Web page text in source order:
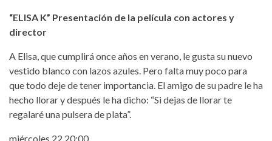
“ELISA K” Presentación de la película con actores y
director
A Elisa, que cumplirá once años en verano, le gusta su nuevo
vestido blanco con lazos azules. Pero falta muy poco para
que todo deje de tener importancia. El amigo de su padre le ha
hecho llorar y después le ha dicho: “Si dejas de llorar te
regalaré una pulsera de plata”.
miércoles 22 20:00